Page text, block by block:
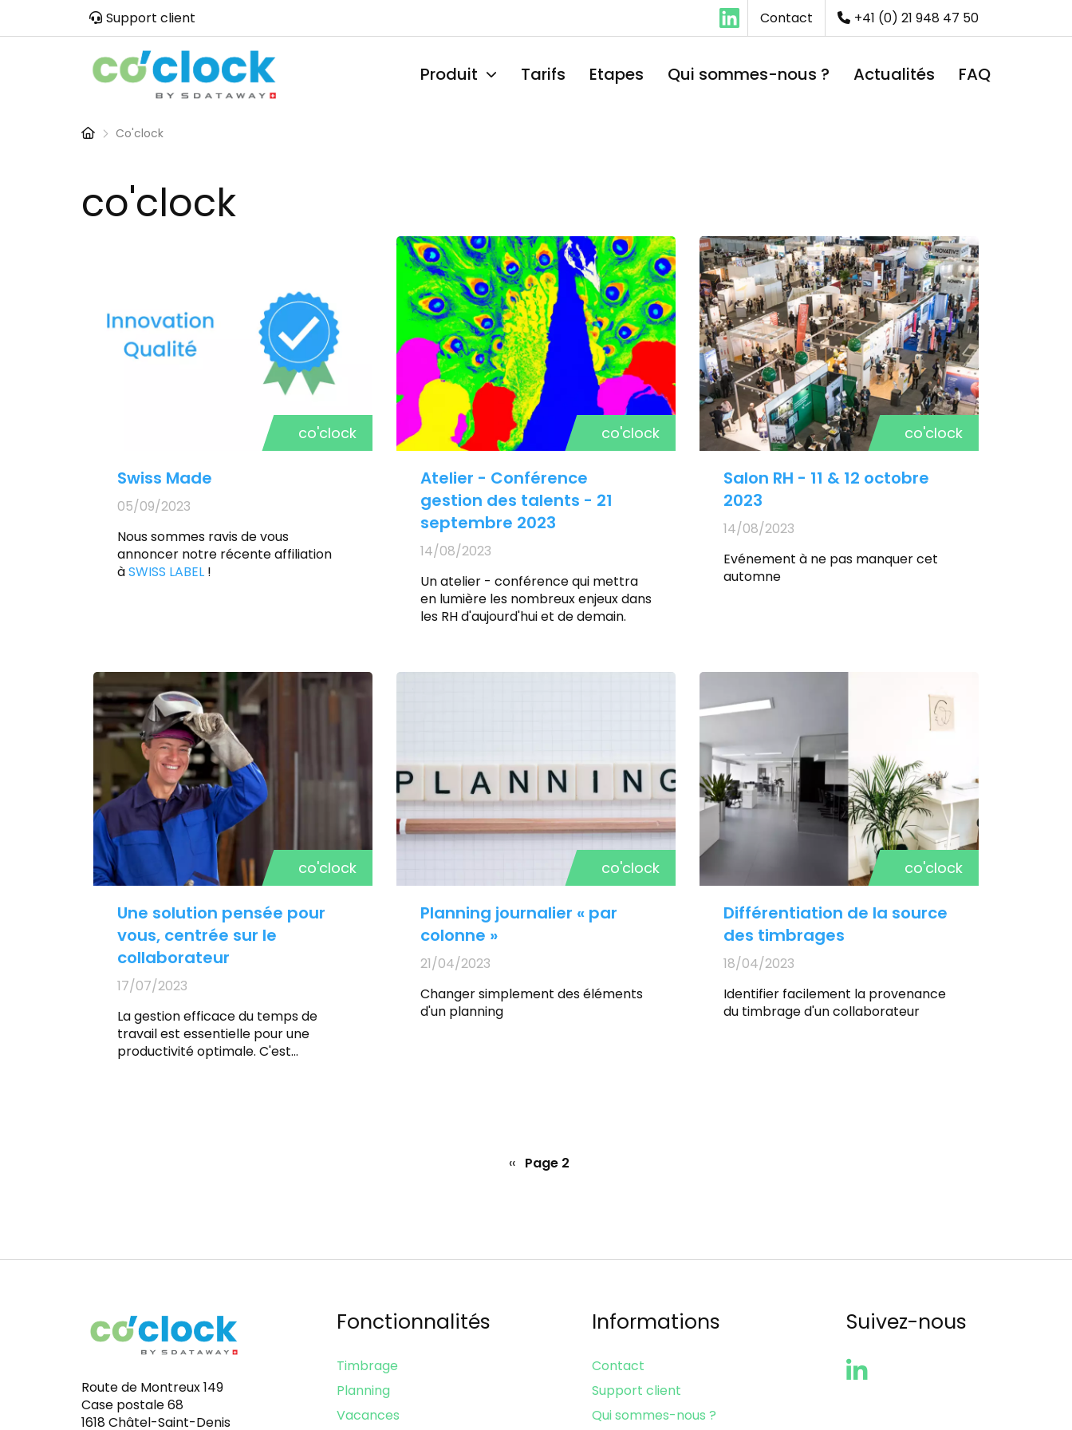
Support client Contact +41 (0) 21 948 47 50
Navigation
Produit Tarifs Etapes Qui sommes-nous ? Actualités FAQ
Fil
d'Ariane
Co'clock
co'clock
co'clock
Swiss Made
05/09/2023
Nous sommes ravis de vous
annoncer notre récente affiliation
àSWISS LABEL !
co'clock
Atelier - Conférence
gestion des talents - 21
septembre 2023
14/08/2023
Un atelier - conférence qui mettra
en lumière les nombreux enjeux dans
les RH d'aujourd'hui et de demain.
co'clock
Salon RH - 11 & 12 octobre
2023
14/08/2023
Evénement à ne pas manquer cet
automne
co'clock
Une solution pensée pour
vous, centrée sur le
collaborateur
17/07/2023
La gestion efficace du temps de
travail est essentielle pour une
productivité optimale. C'est
co'clock
Planning journalier « par
colonne »
21/04/2023
Changer simplement des éléments
d'un planning
co'clock
Différentiation de la source
des timbrages
18/04/2023
Identifier facilement la provenance
du timbrage d'un collaborateur
Page
‹‹ Page 2
Route de Montreux 149
Case postale 68
1618 Châtel-Saint-Denis
Fonctionnalités
Timbrage
Planning
Vacances
Informations
Contact
Support client
Qui sommes-nous ?
Suivez-nous